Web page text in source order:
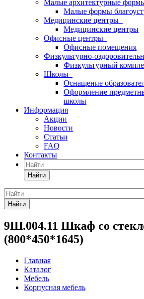
Малые архитектурные
Малые формы
Медицинские центры
Медицинские центры
Офисные центры
Офисные помещения
Физкультурно-
Физкультурный
Школы
Оснащение
Оформление
школы
Информация
Акции
Новости
Статьи
FAQ
Контакты
Найти
Найти
9Ш.004.11 Шкаф со
(800*450*1645)
Главная
Каталог
Мебель
Корпусная мебель